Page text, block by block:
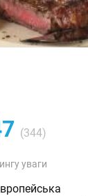
(344)
уваги